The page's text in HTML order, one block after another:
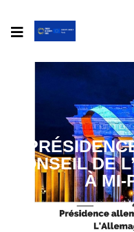
CONSEIL DE
À MI-